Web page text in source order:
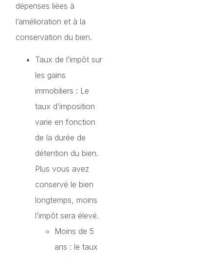
dépenses liées à
l’amélioration et à la
conservation du bien.
Taux de l’impôt sur
les gains
immobiliers : Le
taux d’imposition
varie en fonction
de la durée de
détention du bien.
Plus vous avez
conservé le bien
longtemps, moins
l’impôt sera élevé.
Moins de 5
ans : le taux